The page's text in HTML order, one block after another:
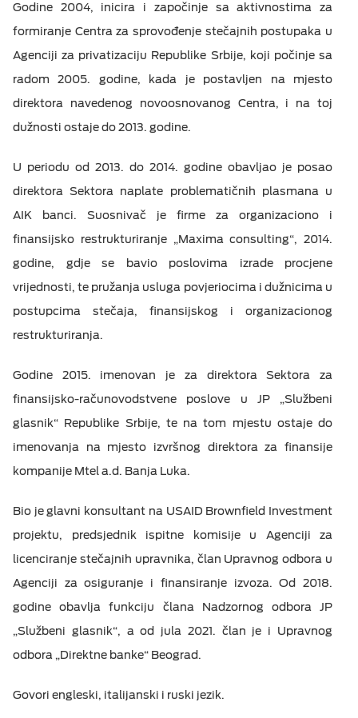
Godine 2004, inicira i započinje sa aktivnostima za
formiranje Centra za sprovođenje stečajnih postupaka u
Agenciji za privatizaciju Republike Srbije, koji počinje sa
radom 2005. godine, kada je postavljen na mjesto
direktora navedenog novoosnovanog Centra, i na toj
dužnosti ostaje do 2013. godine.
U periodu od 2013. do 2014. godine obavljao je posao
direktora Sektora naplate problematičnih plasmana u
AIK banci. Suosnivač je firme za organizaciono i
finansijsko restrukturiranje „Maxima consulting“, 2014.
godine, gdje se bavio poslovima izrade procjene
vrijednosti, te pružanja usluga povjeriocima i dužnicima u
postupcima stečaja, finansijskog i organizacionog
restrukturiranja.
Godine 2015. imenovan je za direktora Sektora za
finansijsko-računovodstvene poslove u JP „Službeni
glasnik“ Republike Srbije, te na tom mjestu ostaje do
imenovanja na mjesto izvršnog direktora za finansije
kompanije Mtel a.d. Banja Luka.
Bio je glavni konsultant na USAID Brownfield Investment
projektu, predsjednik ispitne komisije u Agenciji za
licenciranje stečajnih upravnika, član Upravnog odbora u
Agenciji za osiguranje i finansiranje izvoza. Od 2018.
godine obavlja funkciju člana Nadzornog odbora JP
„Službeni glasnik“, a od jula 2021. član je i Upravnog
odbora „Direktne banke“ Beograd.
Govori engleski, italijanski i ruski jezik.